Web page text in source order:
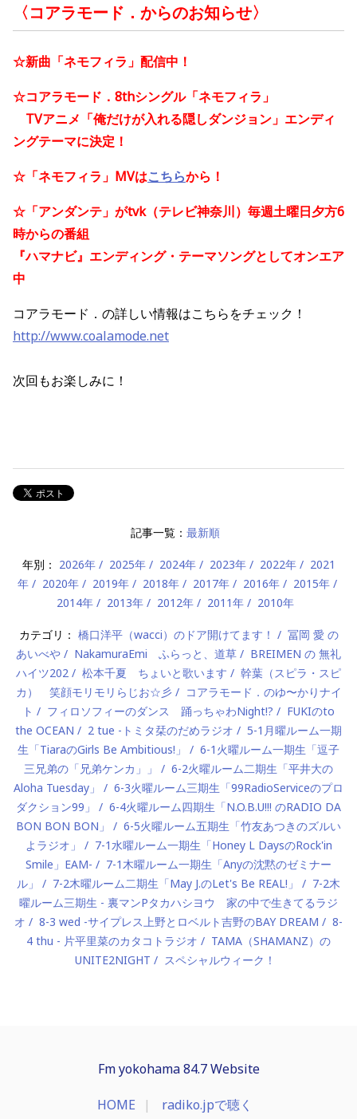
〈コアラモード．からのお知らせ〉
☆新曲 「ネモフィラ」配信中！
☆コアラモード．8thシングル「ネモフィラ」
TVアニメ「俺だけが入れる隠しダンジョン」エンディ
ングテーマに決定！
☆ 「ネモフィラ」MVはこちらから！
☆「アンダンテ」がtvk（テレビ神奈川）毎週土曜日夕方6
時からの番組
『ハマナビ』エンディング・テーマソングとしてオンエア
中
コアラモード．の詳しい情報はこちらをチェック！
http://www.coalamode.net
次回もお楽しみに！
記事一覧： 最新順
年別： 2026年 2025年 2024年 2023年 2022年
2021
年
2020年 2019年 2018年 2017年 2016年
2015年
2014年
2013年 2012年 2011年 2010年
カテゴリ： 橋口洋平（wacci）のドア開けてます！
冨岡 愛 の
あいべや
NakamuraEmi ふらっと、道草
BREIMEN の 無礼
ハイツ202
松本千夏 ちょいと歌います
幹葉（スピラ・スピ
カ） 笑顔モリモリらじお☆彡
コアラモード．のゆ〜かりナイ
ト
フィロソフィーのダンス 踊っちゃわNight!?
FUKIのto
the OCEAN
2 tue -トミタ栞のだめラジオ
5-1月曜ルーム一期
生「TiaraのGirls Be Ambitious!」
6-1火曜ルーム一期生「逗子
三兄弟の「兄弟ケンカ」」
6-2火曜ルーム二期生「平井大の
Aloha Tuesday」
6-3火曜ルーム三期生「99RadioServiceのプロ
ダクション99」
6-4火曜ルーム四期生「N.O.B.U!!! のRADIO DA
BON BON BON」
6-5火曜ルーム五期生「竹友あつきのズルい
よラジオ」
7-1水曜ルーム一期生「Honey L DaysのRock'in
Smile」EAM-
7-1木曜ルーム一期生「Anyの沈黙のゼミナー
ル」
7-2木曜ルーム二期生「May J.のLet's Be REAL!」
7-2木
曜ルーム三期生 - 裏マンPタカハシヨウ 家の中で生きてるラジ
オ
8-3 wed -サイプレス上野とロベルト吉野のBAY DREAM
8-
4 thu - 片平里菜のカタコトラジオ
TAMA（SHAMANZ）の
UNITE2NIGHT
スペシャルウィーク！
Fm yokohama 84.7 Website
HOME radiko.jpで聴く